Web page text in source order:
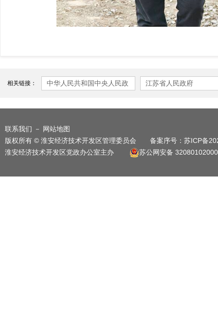
相关链接：
中华人民共和国中央人民政
江苏省人民政府
联系我们 －
网站地图
版权所有 © 淮安经济技术开发区管理委员会 备案序号： 苏ICP备
淮安经济技术开发区党政办公室主办
苏公网安备